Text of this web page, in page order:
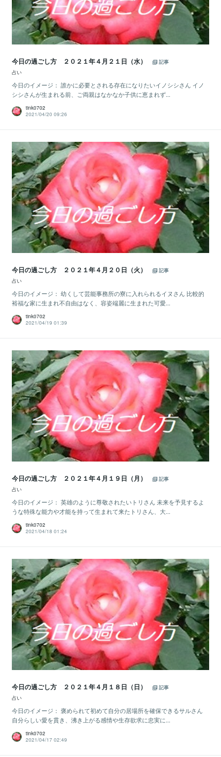
今日の過ごし方 ２０２１年４月２１日（水）
記事
占い
今日のイメージ： 誰かに必要とされる存在になりたいイノシシさん イノ
シシさんが生まれる前、ご両親はなかなか子供に恵まれず...
tink0702
2021/04/20 09:26
今日の過ごし方 ２０２１年４月２０日（火）
記事
占い
今日のイメージ： 幼くして芸能事務所の寮に入れられるイヌさん 比較的
裕福な家に生まれ不自由はなく、容姿端麗に生まれた可愛...
tink0702
2021/04/19 01:39
今日の過ごし方 ２０２１年４月１９日（月）
記事
占い
今日のイメージ： 英雄のように尊敬されたいトリさん 未来を予見するよ
うな特殊な能力や才能を持って生まれて来たトリさん、大...
tink0702
2021/04/18 01:24
今日の過ごし方 ２０２１年４月１８日（日）
記事
占い
今日のイメージ： 褒められて初めて自分の居場所を確保できるサルさん
自分らしい愛を貫き、沸き上がる感情や生存欲求に忠実に...
tink0702
2021/04/17 02:49